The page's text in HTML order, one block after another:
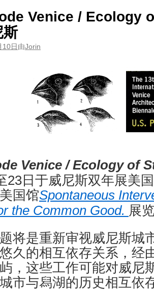
Venice / Ecology
斯
10日由Jorin
Venice / Ecology of
23日于威尼斯双年展美
国馆Spontaneous
the Common Good. 展
将是重新审视威尼斯城
久的相互依存关系，经
，这些工作可能对威尼
市与舄湖的历史相互依